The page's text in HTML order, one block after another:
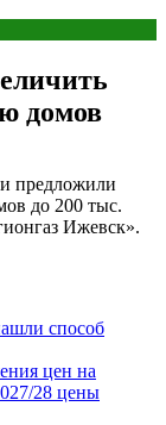
домов
предложили
до 200 тыс.
Ижевск».
способ
цен на
28 цены